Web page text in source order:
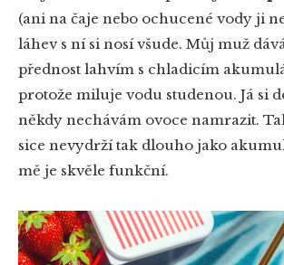
(ani na čaje nebo ochucené vody ji
láhev s ní si nosí všude. Můj muž
přednost lahvím s chladicím
protože miluje vodu studenou. Já si
někdy nechávám ovoce namrazit.
sice nevydrží tak dlouho jako
mě je skvěle funkční.